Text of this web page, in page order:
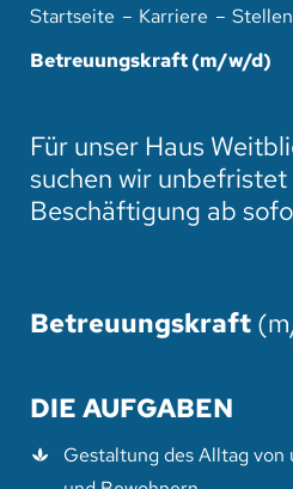
Startseite Karriere
Betreuungskraft (m/w/d)
Für unser Haus
suchen wir
Beschäftigung ab
Betreuungskraft
DIE AUFGABEN
Gestaltung des Alltag